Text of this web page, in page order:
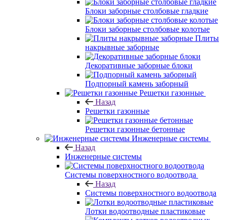
Блоки заборные столбовые гладкие
Блоки заборные столбовые колотые
Плиты
накрывные заборные
Декоративные заборные блоки
Подпорный камень заборный
Решетки газонные
Назад
Решетки газонные
Решетки газонные бетонные
Инженерные системы
Назад
Инженерные системы
Системы поверхностного водоотвода
Назад
Системы поверхностного водоотвода
Лотки водоотводные пластиковые